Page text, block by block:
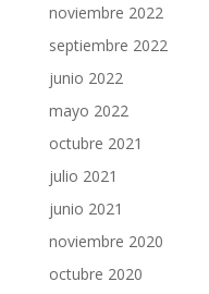
noviembre 2022
septiembre 2022
junio 2022
mayo 2022
octubre 2021
julio 2021
junio 2021
noviembre 2020
octubre 2020